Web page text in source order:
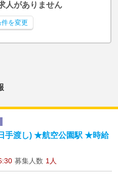
人がありません
を変更
手渡し) ★航空公園駅 ★時給
募集人数 1人